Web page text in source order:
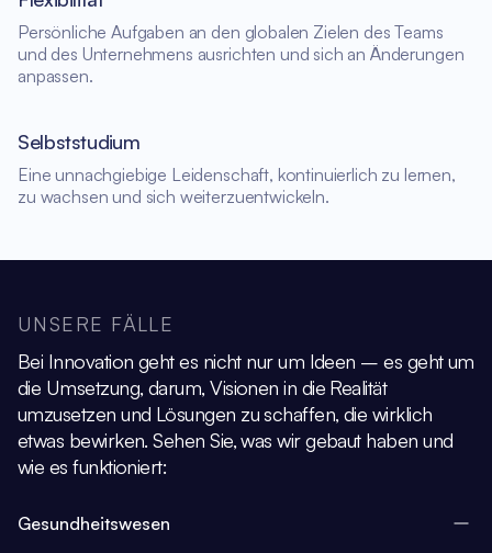
Persönliche Aufgaben an den globalen Zielen des Teams
und des Unternehmens ausrichten und sich an Änderungen
anpassen.
Selbststudium
Eine unnachgiebige Leidenschaft, kontinuierlich zu lernen,
zu wachsen und sich weiterzuentwickeln.
UNSERE FÄLLE
Bei Innovation geht es nicht nur um Ideen – es geht um
die Umsetzung, darum,Visionen in die Realität
umzusetzen und Lösungen zu schaffen, die wirklich
etwas bewirken.Sehen Sie, was wir gebaut haben und
wie es funktioniert:
Gesundheitswesen